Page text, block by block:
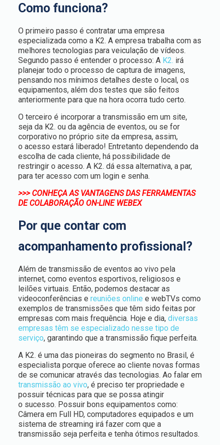
Como funciona?
O primeiro passo é contratar uma empresa
especializada como a K2. A empresa trabalha com as
melhores tecnologias para veiculação de vídeos.
Segundo passo é entender o processo: A K2. irá
planejar todo o processo de captura de imagens,
pensando nos mínimos detalhes deste o local, os
equipamentos, além dos testes que são feitos
anteriormente para que na hora ocorra tudo certo.
O terceiro é incorporar a transmissão em um site,
seja da K2. ou da agência de eventos, ou se for
corporativo no próprio site da empresa, assim,
o acesso estará liberado! Entretanto dependendo da
escolha de cada cliente, há possibilidade de
restringir o acesso. A K2. dá essa alternativa, a par,
para ter acesso com um login e senha.
>>> CONHEÇA AS VANTAGENS DAS FERRAMENTAS
DE COLABORAÇÃO ON-LINE WEBEX
Por que contar com
acompanhamento profissional?
Além de transmissão de eventos ao vivo pela
internet, como eventos esportivos, religiosos e
leilões virtuais. Então, podemos destacar as
videoconferências e reuniões online e webTVs como
exemplos de transmissões que têm sido feitas por
empresas com mais frequência. Hoje e dia, diversas
empresas têm se especializado nesse tipo de
serviço, garantindo que a transmissão fique perfeita.
A K2. é uma das pioneiras do segmento no Brasil, é
especialista porque oferece ao cliente novas formas
de se comunicar através das tecnologias. Ao falar em
transmissão ao vivo, é preciso ter propriedade e
possuir técnicas para que se possa atingir
o sucesso. Possuir bons equipamentos como:
Câmera em Full HD, computadores equipados e um
sistema de streaming irá fazer com que a
transmissão seja perfeita e tenha ótimos resultados.